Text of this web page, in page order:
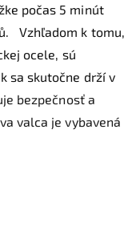
počas 5 minút
Vzhľadom k tomu,
ocele, sú
sa skutočne drží v
bezpečnosť a
valca je vybavená